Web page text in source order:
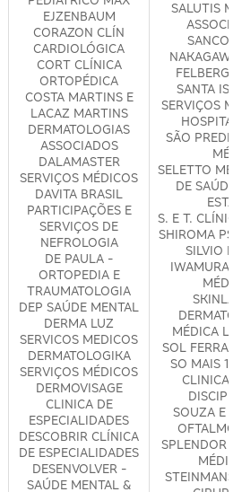
EJZENBAUM
CORAZON CLÍN
CARDIOLÓGICA
CORT CLÍNICA
ORTOPÉDICA
COSTA MARTINS E
LACAZ MARTINS
DERMATOLOGIAS
ASSOCIADOS
DALAMASTER
SERVIÇOS MÉDICOS
DAVITA BRASIL
PARTICIPAÇÕES E
SERVIÇOS DE
NEFROLOGIA
DE PAULA -
ORTOPEDIA E
TRAUMATOLOGIA
DEP SAÚDE MENTAL
DERMA LUZ
SERVICOS MEDICOS
DERMATOLOGIKA
SERVIÇOS MÉDICOS
DERMOVISAGE
CLINICA DE
ESPECIALIDADES
DESCOBRIR CLÍNICA
DE ESPECIALIDADES
DESENVOLVER -
SAÚDE MENTAL &
SALUTIS
FELBERG
SANTA
SERVIÇOS
SÃO PREDE
MÉD
SELETTO
DE SAÚDE
S. E T.
SHIROMA
SILVIO
IWAMURA
MÉDICA
SOL
SO MAIS 1
CLINICA
SOUZA E
SPLENDOR
STEINMANS